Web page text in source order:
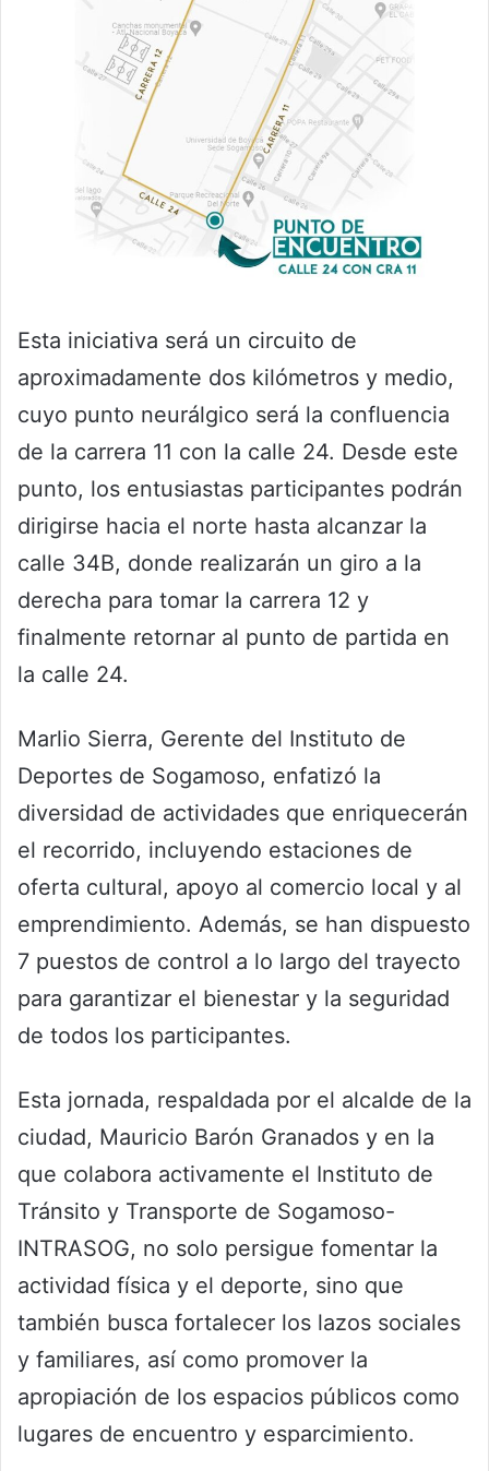
Esta iniciativa será un circuito de
aproximadamente dos kilómetros y medio,
cuyo punto neurálgico será la confluencia
de la carrera 11 con la calle 24. Desde este
punto, los entusiastas participantes podrán
dirigirse hacia el norte hasta alcanzar la
calle 34B, donde realizarán un giro a la
derecha para tomar la carrera 12 y
finalmente retornar al punto de partida en
la calle 24.
Marlio Sierra, Gerente del Instituto de
Deportes de Sogamoso, enfatizó la
diversidad de actividades que enriquecerán
el recorrido, incluyendo estaciones de
oferta cultural, apoyo al comercio local y al
emprendimiento. Además, se han dispuesto
7 puestos de control a lo largo del trayecto
para garantizar el bienestar y la seguridad
de todos los participantes.
Esta jornada, respaldada por el alcalde de la
ciudad, Mauricio Barón Granados y en la
que colabora activamente el Instituto de
Tránsito y Transporte de Sogamoso-
INTRASOG, no solo persigue fomentar la
actividad física y el deporte, sino que
también busca fortalecer los lazos sociales
y familiares, así como promover la
apropiación de los espacios públicos como
lugares de encuentro y esparcimiento.